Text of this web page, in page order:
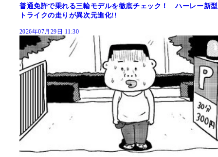
普通免許で乗れる三輪モデルを徹底チェック！ ハーレー新型
トライクの走りが異次元進化!!
2026年07月29日 11:30